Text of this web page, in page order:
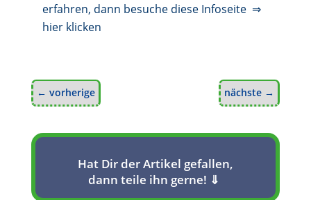
erfahren, dann besuche diese Infoseite ⇒
hier klicken
← vorherige nächste →
Hat Dir der Artikel gefallen,
dann teile ihn gerne! ⇓